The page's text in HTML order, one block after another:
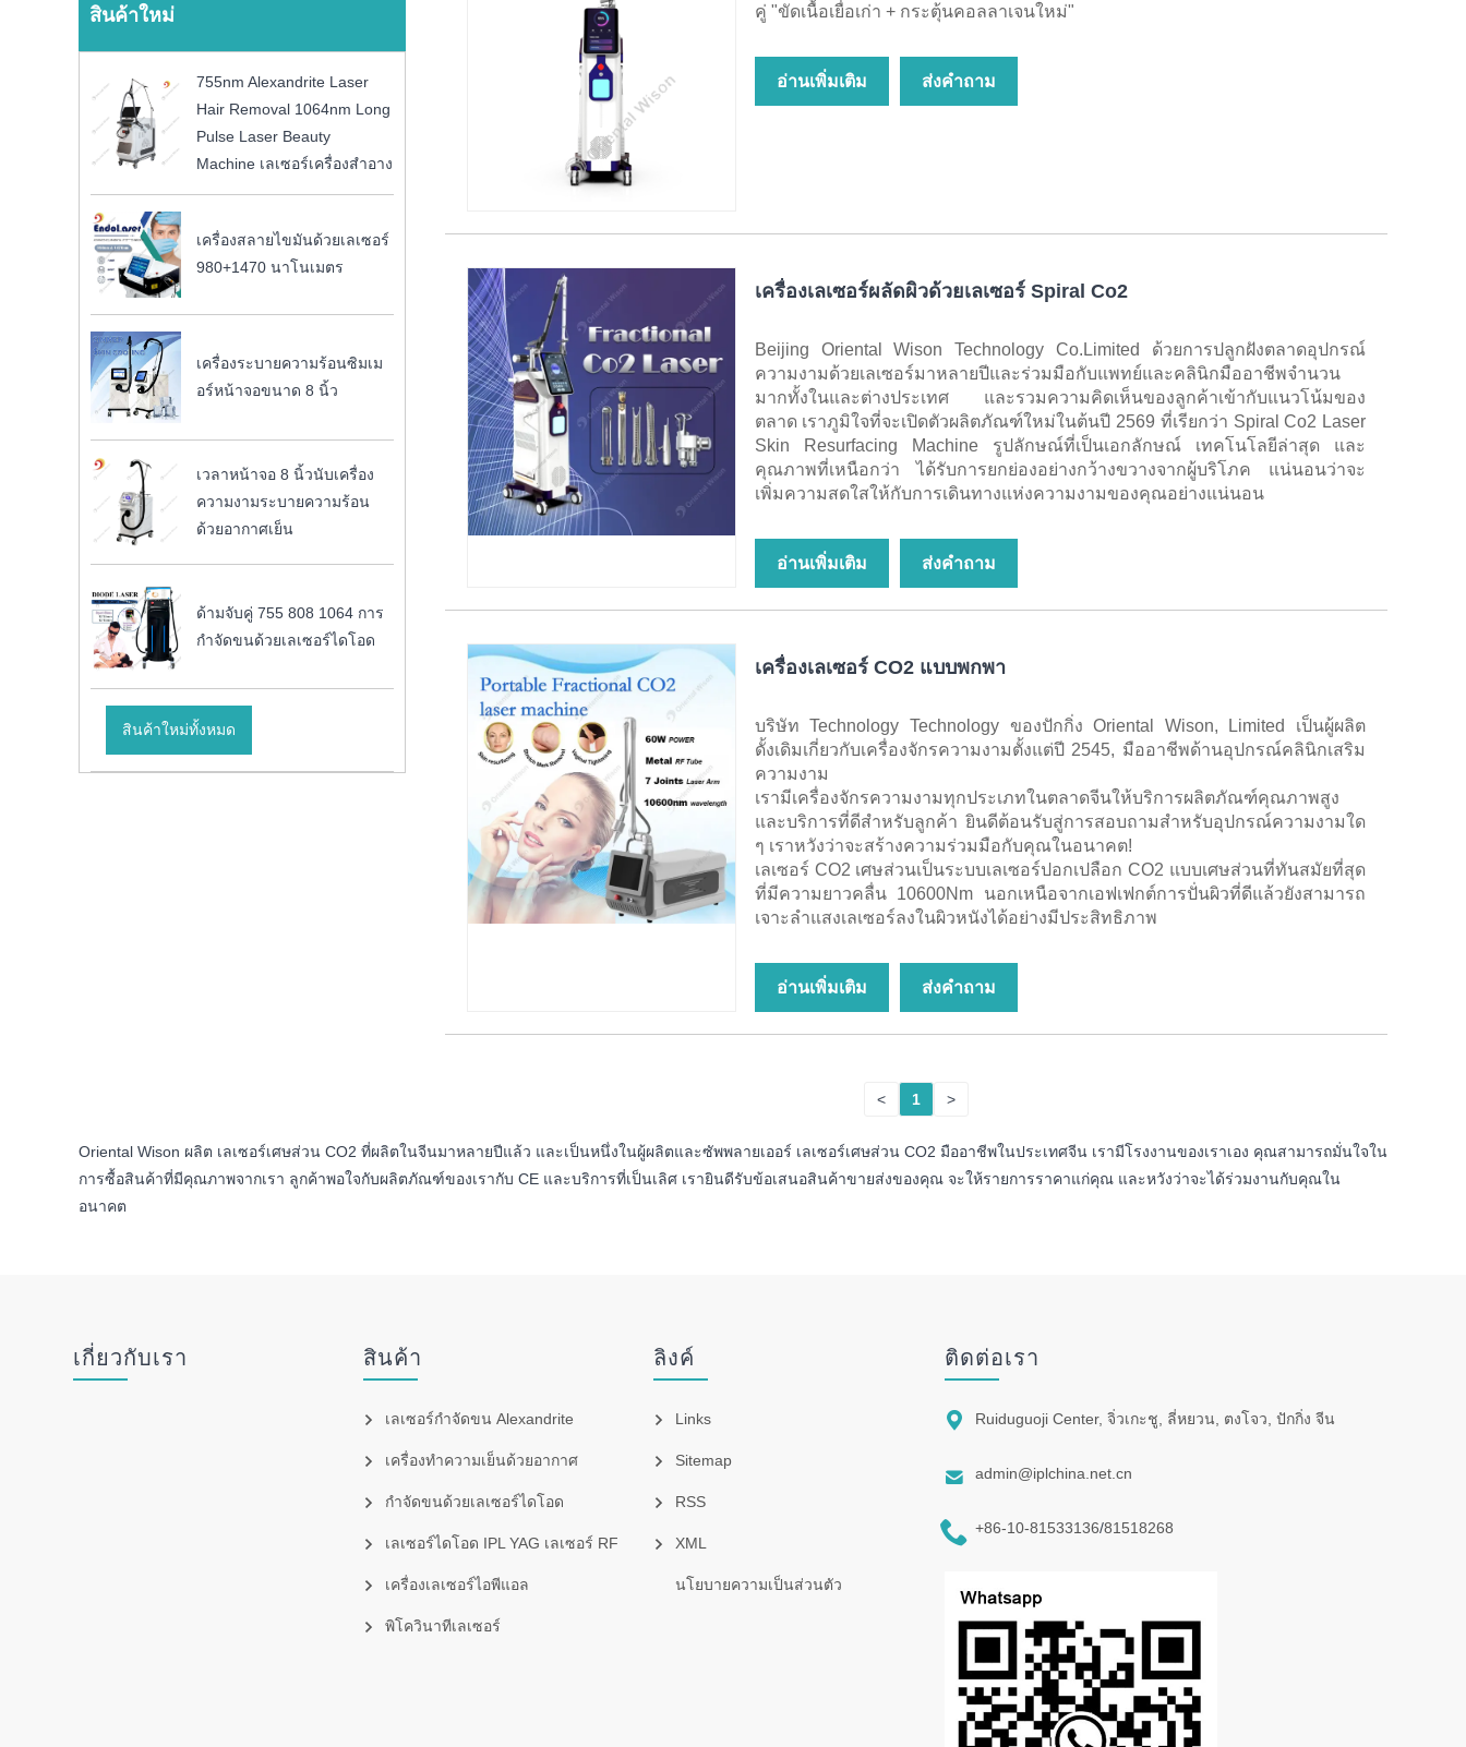
สินค้าใหม่
755nm Alexandrite Laser
Hair Removal 1064nm Long
Pulse Laser Beauty
Machine เลเซอร์เครื่องสำอาง
เครื่องสลายไขมันด้วยเลเซอร์
980+1470 นาโนเมตร
เครื่องระบายความร้อนซิมเม
อร์หน้าจอขนาด 8 นิ้ว
เวลาหน้าจอ 8 นิ้วนับเครื่อง
ความงามระบายความร้อน
ด้วยอากาศเย็น
ด้ามจับคู่ 755 808 1064 การ
กำจัดขนด้วยเลเซอร์ไดโอด
สินค้าใหม่ทั้งหมด
คู่ "ขัดเนื้อเยื่อเก่า + กระตุ้นคอลลาเจนใหม่"
อ่านเพิ่มเติม ส่งคำถาม
เครื่องเลเซอร์ผลัดผิวด้วยเลเซอร์ Spiral Co2
Beijing Oriental Wison Technology Co.Limited ด้วยการปลูกฝังตลาดอุปกรณ์
ความงามด้วยเลเซอร์มาหลายปีและร่วมมือกับแพทย์และคลินิกมืออาชีพจำนวน
มากทั้งในและต่างประเทศ และรวมความคิดเห็นของลูกค้าเข้ากับแนวโน้มของ
ตลาด เราภูมิใจที่จะเปิดตัวผลิตภัณฑ์ใหม่ในต้นปี 2569 ที่เรียกว่า Spiral Co2 Laser
Skin Resurfacing Machine รูปลักษณ์ที่เป็นเอกลักษณ์ เทคโนโลยีล่าสุด และ
คุณภาพที่เหนือกว่า ได้รับการยกย่องอย่างกว้างขวางจากผู้บริโภค แน่นอนว่าจะ
เพิ่มความสดใสให้กับการเดินทางแห่งความงามของคุณอย่างแน่นอน
อ่านเพิ่มเติม ส่งคำถาม
เครื่องเลเซอร์ CO2 แบบพกพา
บริษัท Technology Technology ของปักกิ่ง Oriental Wison, Limited เป็นผู้ผลิต
ดั้งเดิมเกี่ยวกับเครื่องจักรความงามตั้งแต่ปี 2545, มืออาชีพด้านอุปกรณ์คลินิกเสริม
ความงาม
เรามีเครื่องจักรความงามทุกประเภทในตลาดจีนให้บริการผลิตภัณฑ์คุณภาพสูง
และบริการที่ดีสำหรับลูกค้า ยินดีต้อนรับสู่การสอบถามสำหรับอุปกรณ์ความงามใด
ๆ เราหวังว่าจะสร้างความร่วมมือกับคุณในอนาคต!
เลเซอร์ CO2 เศษส่วนเป็นระบบเลเซอร์ปอกเปลือก CO2 แบบเศษส่วนที่ทันสมัยที่สุด
ที่มีความยาวคลื่น 10600Nm นอกเหนือจากเอฟเฟกต์การปั่นผิวที่ดีแล้วยังสามารถ
เจาะลำแสงเลเซอร์ลงในผิวหนังได้อย่างมีประสิทธิภาพ
อ่านเพิ่มเติม ส่งคำถาม
< 1 >
Oriental Wison ผลิต เลเซอร์เศษส่วน CO2 ที่ผลิตในจีนมาหลายปีแล้ว และเป็นหนึ่งในผู้ผลิตและซัพพลายเออร์ เลเซอร์เศษส่วน CO2 มืออาชีพในประเทศจีน เรามีโรงงานของเราเอง คุณสามารถมั่นใจใน
การซื้อสินค้าที่มีคุณภาพจากเรา ลูกค้าพอใจกับผลิตภัณฑ์ของเรากับ CE และบริการที่เป็นเลิศ เรายินดีรับข้อเสนอสินค้าขายส่งของคุณ จะให้รายการราคาแก่คุณ และหวังว่าจะได้ร่วมงานกับคุณใน
อนาคต
เกี่ยวกับเรา สินค้า
เลเซอร์กำจัดขน Alexandrite
เครื่องทำความเย็นด้วยอากาศ
กำจัดขนด้วยเลเซอร์ไดโอด
เลเซอร์ไดโอด IPL YAG เลเซอร์ RF
เครื่องเลเซอร์ไอพีแอล
พิโควินาทีเลเซอร์
ลิงค์
Links
Sitemap
RSS
XML
นโยบายความเป็นส่วนตัว
ติดต่อเรา
 Ruiduguoji Center, จิ่วเกะชู, ลี่หยวน, ตงโจว, ปักกิ่ง จีน
 admin@iplchina.net.cn
 +86-10-81533136/81518268